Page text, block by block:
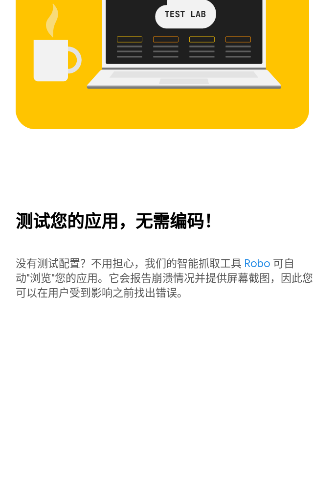
测试您的应用，无需编码！
没有测试配置？不用担心，我们的智能抓取工具 Robo 可自
动"浏览"您的应用。它会报告崩溃情况并提供屏幕截图，因此您
可以在用户受到影响之前找出错误。